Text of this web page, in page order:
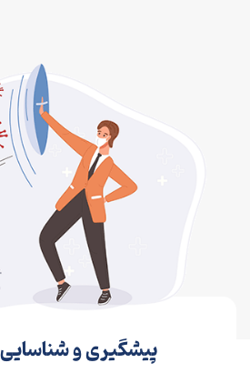
پیشگیری و